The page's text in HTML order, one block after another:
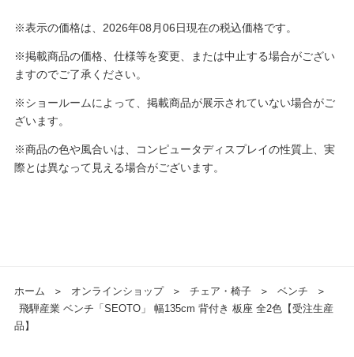
※表示の価格は、2026年08月06日現在の税込価格です。
※掲載商品の価格、仕様等を変更、または中止する場合がござい
ますのでご了承ください。
※ショールームによって、掲載商品が展示されていない場合がご
ざいます。
※商品の色や風合いは、コンピュータディスプレイの性質上、実
際とは異なって見える場合がございます。
ホーム ＞ オンラインショップ ＞ チェア・椅子 ＞ ベンチ
＞
飛騨産業 ベンチ「SEOTO」 幅135cm 背付き 板座 全2色【受注生産
品】